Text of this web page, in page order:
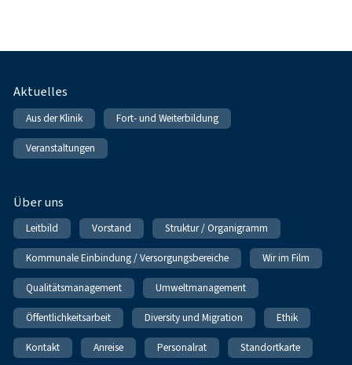
Fußnavigation
Aktuelles
Aus der Klinik Fort- und Weiterbildung
Veranstaltungen
Über uns
Leitbild Vorstand Struktur / Organigramm
Kommunale Einbindung / Versorgungsbereiche Wir im Film
Qualitätsmanagement Umweltmanagement
Öffentlichkeitsarbeit Diversity und Migration Ethik
Kontakt Anreise Personalrat Standortkarte